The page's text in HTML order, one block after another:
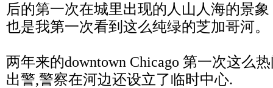
后的第一次在城里出现的人山人海的景
也是我第一次看到这么纯绿的芝加哥河。
两年来的downtown Chicago 第一次这么
出警,警察在河边还设立了临时中心.